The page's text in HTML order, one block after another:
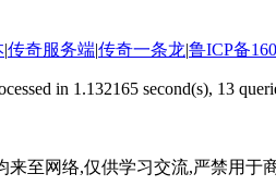
|传奇服务端|传奇一条龙|鲁ICP备
in 1.132165 second(s), 13
至网络,仅供学习交流,严禁用于